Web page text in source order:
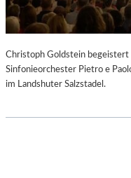
Christoph Goldstein begeistert
Sinfonieorchester Pietro e
im Landshuter Salzstadel.